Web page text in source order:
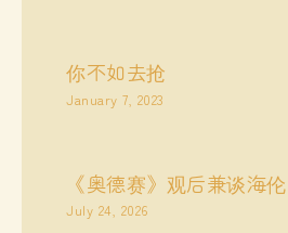
你不如去抢
January 7, 2023
《奥德赛》观后兼谈海伦
July 24, 2026